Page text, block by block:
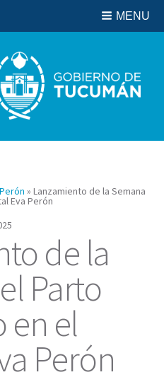
MENU
» Lanzamiento de la Semana
Eva Perón
de la
Parto
en el
Perón